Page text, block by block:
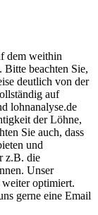
dem weithin
Bitte beachten Sie,
deutlich von der
auf
lohnanalyse.de
der Löhne,
Sie auch, dass
und
z.B. die
Unser
optimiert.
gerne eine Email